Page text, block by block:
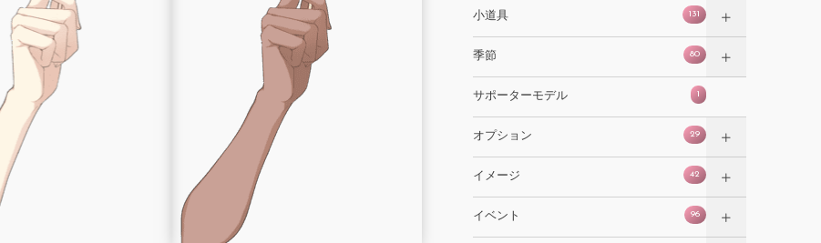
小道具 131
季節 80
サポーターモデル 1
オプション 29
イメージ 42
イベント 96